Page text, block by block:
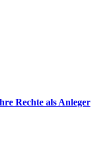
Rechte als Anleger